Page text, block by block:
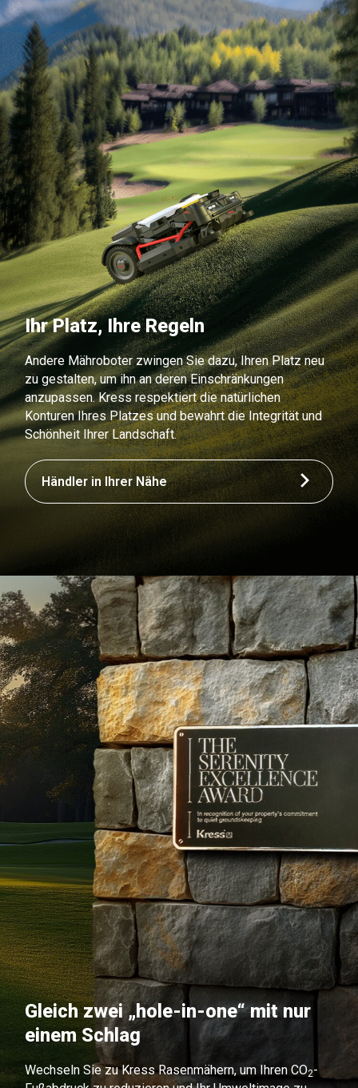
Ihr Platz, Ihre Regeln
Andere Mähroboter zwingen Sie dazu, Ihren Platz neu
zu gestalten, um ihn an deren Einschränkungen
anzupassen. Kress respektiert die natürlichen
Konturen Ihres Platzes und bewahrt die Integrität und
Schönheit Ihrer Landschaft.
Händler in Ihrer Nähe
Gleich zwei „hole-in-one“ mit nur
einem Schlag
Wechseln Sie zu Kress Rasenmähern, um Ihren CO2-